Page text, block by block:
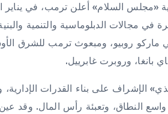
«مجلس السلام» أعلن ترمب، في
في مجالات الدبلوماسية والتنمية
ماركو روبيو، ومبعوث ترمب للشرق
بانغا، وروبرت غابرييل.
الإشراف على بناء القدرات الإدارية،
واسع النطاق، وتعبئة رأس المال. وقد